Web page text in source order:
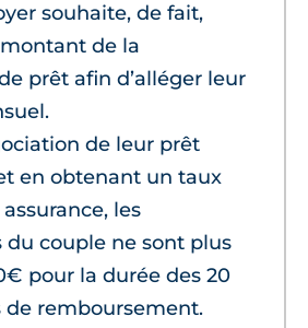
souhaite, de fait,
de la
prêt afin d’alléger leur
de leur prêt
en obtenant un taux
assurance, les
du couple ne sont plus
pour la durée des 20
de remboursement.